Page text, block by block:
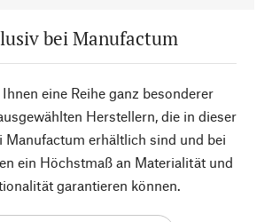
bei Manufactum
eine Reihe ganz besonderer
Herstellern, die in dieser
Manufactum erhältlich sind und bei
ein Höchstmaß an Materialität und
garantieren können.